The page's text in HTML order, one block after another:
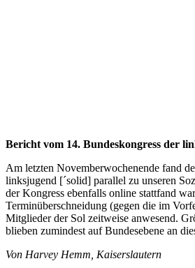
Bericht vom 14. Bundeskongress der
Am letzten Novemberwochenende fand
linksjugend [´solid] parallel zu unseren
der Kongress ebenfalls online stattfand
Terminüberschneidung (gegen die im
Mitglieder der Sol zeitweise anwesend.
blieben zumindest auf Bundesebene an
Von Harvey Hemm, Kaiserslautern